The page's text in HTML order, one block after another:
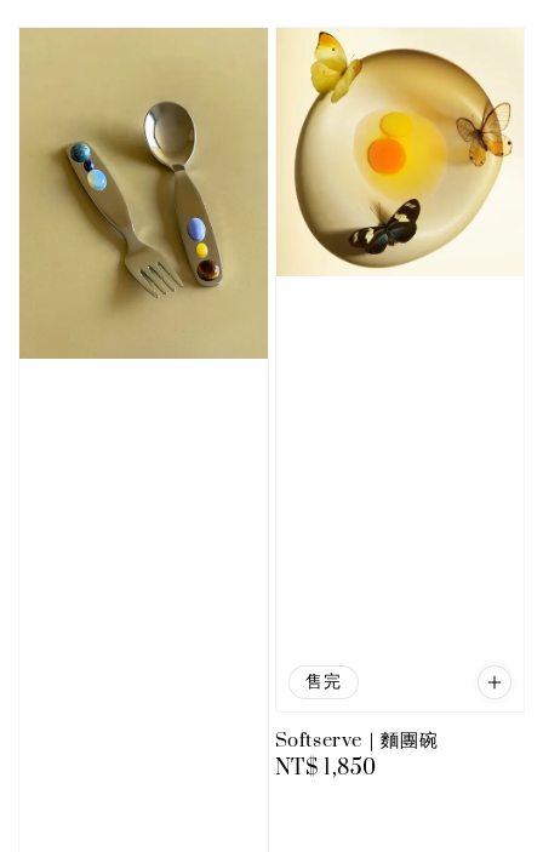
售完
Softserve｜麵團碗
Regular
NT$ 1,850